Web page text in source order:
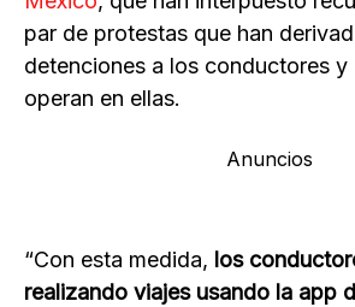
par de protestas que han
detenciones a los conductores y
operan en ellas.
Anuncios
“Con esta medida, los
realizando viajes usando la app